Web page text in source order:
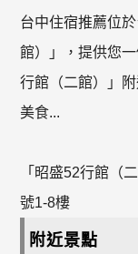
台中住宿推薦位
館）」，提供您
行館（二館）」
美食...
「昭盛52行館（
號1-8樓
附近景點